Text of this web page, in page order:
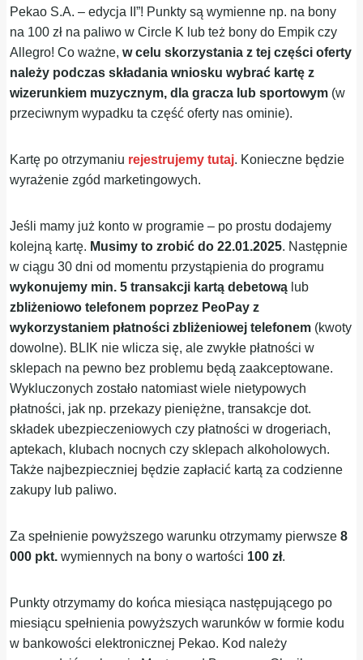
Pekao S.A. – edycja II”! Punkty są wymienne np. na bony
na 100 zł na paliwo w Circle K lub też bony do Empik czy
Allegro! Co ważne,w celu skorzystania z tej części oferty
należy podczas składania wniosku wybrać kartę z
wizerunkiem muzycznym, dla gracza lub sportowym (w
przeciwnym wypadku ta część oferty nas ominie).
Kartę po otrzymaniu rejestrujemy tutaj. Konieczne będzie
wyrażenie zgód marketingowych.
Jeśli mamy już konto w programie – po prostu dodajemy
kolejną kartę. Musimy to zrobić do 22.01.2025. Następnie
w ciągu 30 dni od momentu przystąpienia do programu
wykonujemy min. 5 transakcji kartą debetową lub
zbliżeniowo telefonem poprzez PeoPay z
wykorzystaniem płatności zbliżeniowej telefonem (kwoty
dowolne). BLIK nie wlicza się, ale zwykłe płatności w
sklepach na pewno bez problemu będą zaakceptowane.
Wykluczonych zostało natomiast wiele nietypowych
płatności, jak np. przekazy pieniężne, transakcje dot.
składek ubezpieczeniowych czy płatności w drogeriach,
aptekach, klubach nocnych czy sklepach alkoholowych.
Także najbezpieczniej będzie zapłacić kartą za codzienne
zakupy lub paliwo.
Za spełnienie powyższego warunku otrzymamy pierwsze8
000 pkt. wymiennych na bony o wartości 100 zł.
Punkty otrzymamy do końca miesiąca następującego po
miesiącu spełnienia powyższych warunków w formie kodu
w bankowości elektronicznej Pekao. Kod należy